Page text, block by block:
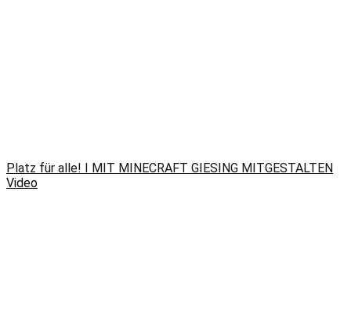
Platz für alle! I MIT MINECRAFT GIESING MITGESTALTEN
Video